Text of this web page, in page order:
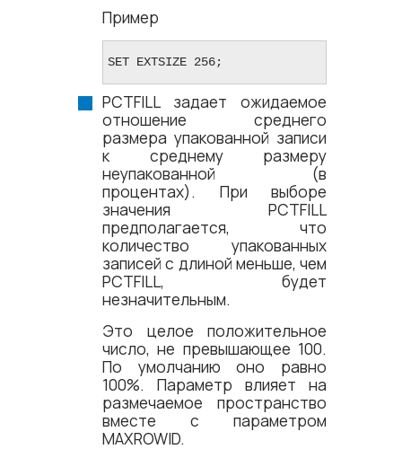
Пример
SET EXTSIZE 256;
PCTFILL задает ожидаемое
отношение среднего
размера упакованной записи
к среднему размеру
неупакованной (в
процентах). При выборе
значения PCTFILL
предполагается, что
количество упакованных
записей с длиной меньше, чем
PCTFILL, будет
незначительным.
Это целое положительное
число, не превышающее 100.
По умолчанию оно равно
100%. Параметр влияет на
размечаемое пространство
вместе с параметром
MAXROWID.